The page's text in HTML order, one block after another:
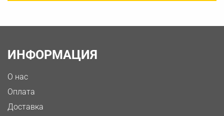
ИНФОРМАЦИЯ
О нас
Оплата
Доставка